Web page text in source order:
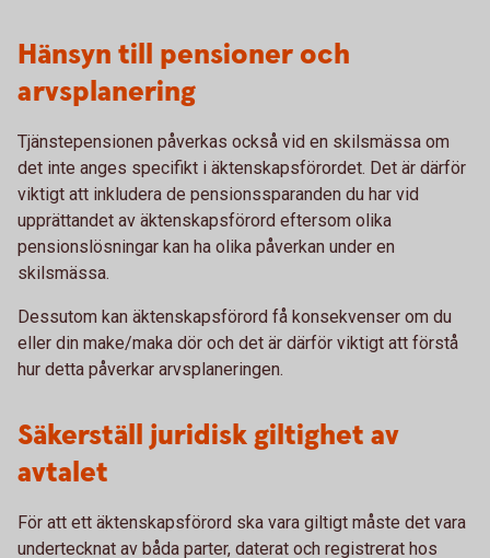
Hänsyn till pensioner och
arvsplanering
Tjänstepensionen påverkas också vid en skilsmässa om
det inte anges specifikt i äktenskapsförordet. Det är därför
viktigt att inkludera de pensionssparanden du har vid
upprättandet av äktenskapsförord eftersom olika
pensionslösningar kan ha olika påverkan under en
skilsmässa.
Dessutom kan äktenskapsförord få konsekvenser om du
eller din make/maka dör och det är därför viktigt att förstå
hur detta påverkar arvsplaneringen.
Säkerställ juridisk giltighet av
avtalet
För att ett äktenskapsförord ska vara giltigt måste det vara
undertecknat av båda parter, daterat och registrerat hos